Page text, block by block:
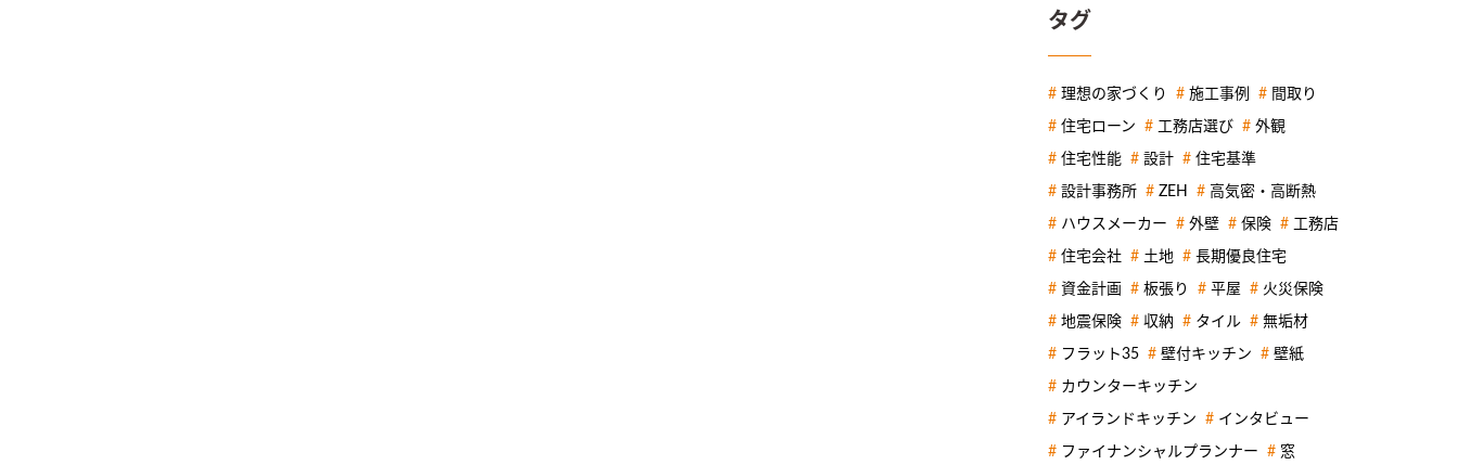
タグ
理想の家づくり 施工事例 間取り
住宅ローン 工務店選び 外観
住宅性能 設計 住宅基準
設計事務所 ZEH 高気密・高断熱
ハウスメーカー 外壁 保険 工務店
住宅会社 土地 長期優良住宅
資金計画 板張り 平屋 火災保険
地震保険 収納 タイル 無垢材
フラット35 壁付キッチン 壁紙
カウンターキッチン
アイランドキッチン インタビュー
ファイナンシャルプランナー 窓